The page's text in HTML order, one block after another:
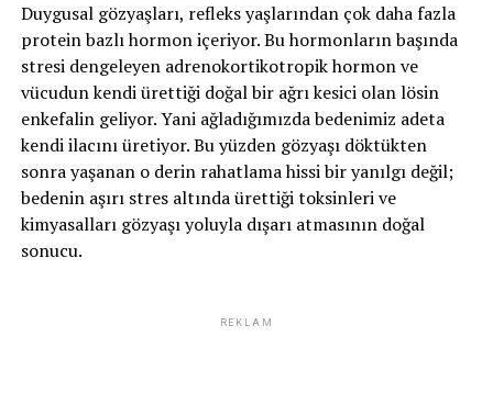
Duygusal gözyaşları, refleks yaşlarından çok daha fazla
protein bazlı hormon içeriyor. Bu hormonların başında
stresi dengeleyen adrenokortikotropik hormon ve
vücudun kendi ürettiği doğal bir ağrı kesici olan lösin
enkefalin geliyor. Yani ağladığımızda bedenimiz adeta
kendi ilacını üretiyor. Bu yüzden gözyaşı döktükten
sonra yaşanan o derin rahatlama hissi bir yanılgı değil;
bedenin aşırı stres altında ürettiği toksinleri ve
kimyasalları gözyaşı yoluyla dışarı atmasının doğal
sonucu.
REKLAM